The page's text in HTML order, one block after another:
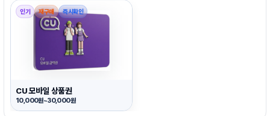
인기 재구매 즉시확인
CU 모바일 상품권
10,000원~30,000원